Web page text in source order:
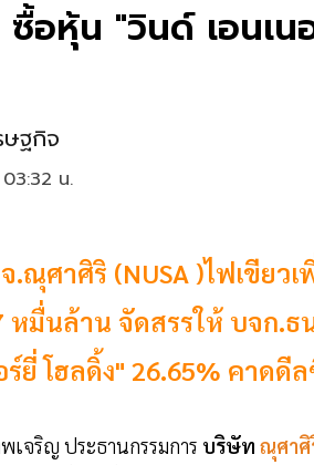
ซื้อหุ้น "วินด์ เอนเ
ษฐกิจ
น.
.ณุศาศิริ (NUSA )ไฟเขีย
หมื่นล้าน จัดสรรให้ บจก.ธ
ร์ยี่ โฮลดิ้ง" 26.65% คาดดี
เจริญ ประธานกรรมการ บริษัท ณุศาศิ